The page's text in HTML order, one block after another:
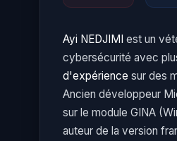
Ayi NEDJIMI est un
cybersécurité avec
d'expérience sur des
Ancien développeur
sur le module GINA
auteur de la version